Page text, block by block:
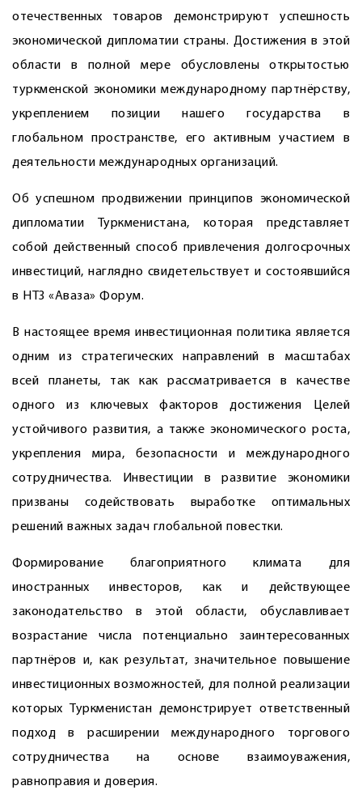
отечественных товаров демонстрируют успешность
экономической дипломатии страны. Достижения в этой
области в полной мере обусловлены открытостью
туркменской экономики международному парт­нёрству,
укреплением позиции нашего государства в
глобальном пространстве, его активным учас­тием в
деятельности международных организаций.
Об успешном продвижении принципов экономической
дипломатии Туркменистана, которая представляет
собой действенный способ привлечения долгосрочных
инвестиций, наглядно свидетельствует и состоявшийся
в НТЗ «Аваза» Форум.
В настоящее время инвестиционная политика является
одним из стратегических направлений в масштабах
всей планеты, так как рассматривается в качестве
одного из ключевых факторов достижения Целей
устойчивого развития, а также экономического роста,
укрепления мира, безопасности и международного
сотрудничества. Инвестиции в развитие экономики
призваны содействовать выработке оптимальных
решений важных задач глобальной повестки.
Формирование благоприятного климата для
иностранных инвесторов, как и действующее
законодательство в этой области, обуславливает
возрастание числа потенциально заинтересованных
партнёров и, как результат, значительное повышение
инвестиционных возможностей, для полной реализации
которых Туркменистан демонстрирует ответственный
подход в расширении международного торгового
сотрудничества на основе взаимоуважения,
равноправия и доверия.